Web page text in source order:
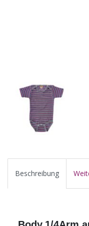
Beschreibung